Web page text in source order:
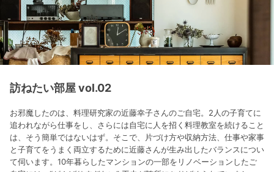
訪ねたい部屋 vol.02
お邪魔したのは、料理研究家の近藤幸子さんのご自宅。2人の子育てに
追われながら仕事をし、さらには自宅に人を招く料理教室を続けること
は、そう簡単ではないはず。そこで、片づけ方や収納方法、仕事や家事
と子育てをうまく両立するために近藤さんが生み出したバランスについ
て伺います。10年暮らしたマンションの一部をリノベーションしたご